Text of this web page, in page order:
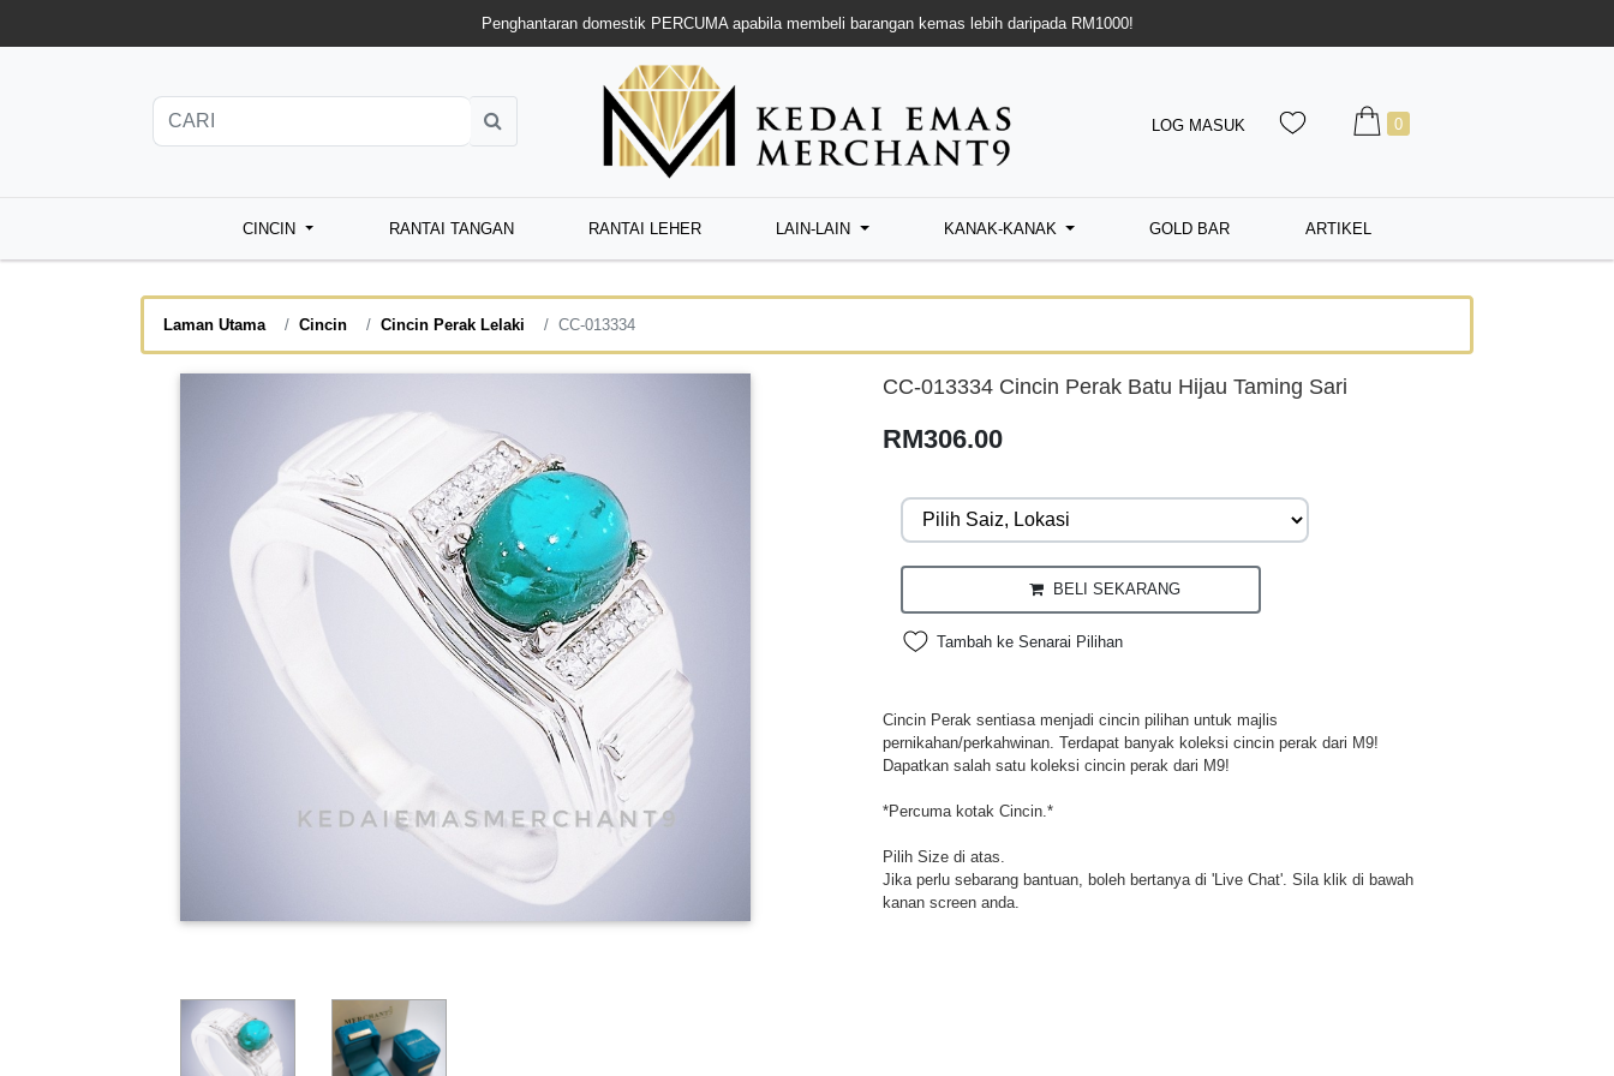
Penghantaran domestik PERCUMA apabila membeli barangan kemas lebih daripada RM1000!
LOG MASUK 0
CINCIN RANTAI TANGAN RANTAI LEHER LAIN-LAIN KANAK-KANAK GOLD BAR ARTIKEL
Laman Utama Cincin Cincin Perak Lelaki CC-013334
CC-013334 Cincin Perak Batu Hijau Taming Sari
RM306.00
BELI SEKARANG
Tambah ke Senarai Pilihan
Cincin Perak sentiasa menjadi cincin pilihan untuk majlis
pernikahan/perkahwinan. Terdapat banyak koleksi cincin perak dari M9!
Dapatkan salah satu koleksi cincin perak dari M9!
*Percuma kotak Cincin.*
Pilih Size di atas.
Jika perlu sebarang bantuan, boleh bertanya di 'Live Chat'. Sila klik di bawah
kanan screen anda.